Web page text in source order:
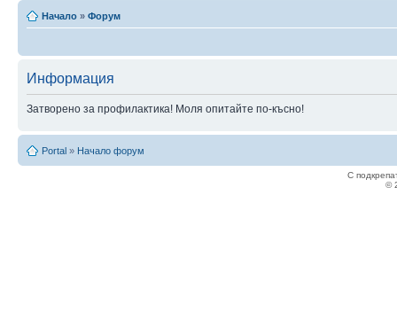
Начало » Форум
Информация
Затворено за профилактика! Моля опитайте по-късно!
Portal » Начало форум
С
©